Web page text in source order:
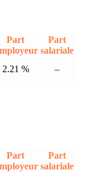
Part
Part
salariale
2.21 % –
Part
Part
salariale